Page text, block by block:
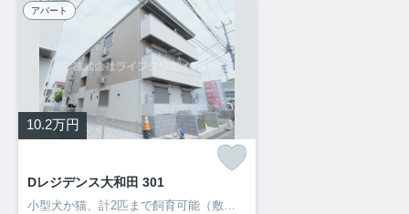
アパート
10.2万円
Dレジデンス大和田 301
小型犬か猫、計2匹まで飼育可能（敷金1ヶ月プラス）ネット無料